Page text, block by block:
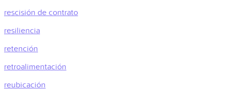
rescisión de contrato
resiliencia
retención
retroalimentación
reubicación